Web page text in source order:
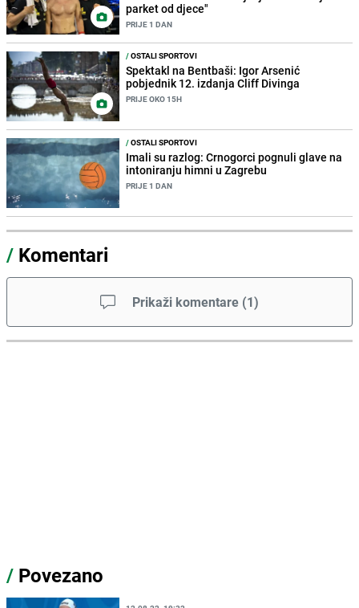
parket od djece"
PRIJE 1 DAN
/OSTALI SPORTOVI
Spektakl na Bentbaši: Igor Arsenić
pobjednik 12. izdanja Cliff Divinga
PRIJE OKO 15H
/OSTALI SPORTOVI
Imali su razlog: Crnogorci pognuli glave na
intoniranju himni u Zagrebu
PRIJE 1 DAN
/ Komentari
Prikaži komentare (1)
/ Povezano